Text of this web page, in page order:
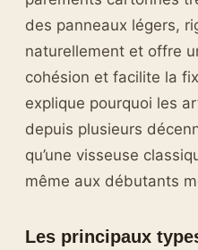
des panneaux légers,
naturellement et offre
cohésion et facilite la
explique pourquoi les
depuis plusieurs
qu’une visseuse
même aux débutants
Les principaux